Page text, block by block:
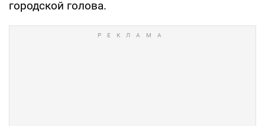
городской голова.